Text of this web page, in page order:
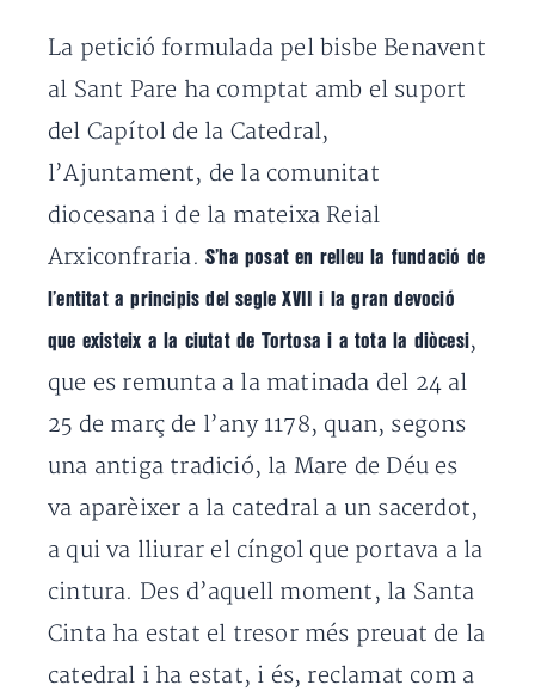
La petició formulada pel bisbe Benavent
al Sant Pare ha comptat amb el suport
del Capítol de la Catedral,
l’Ajuntament, de la comunitat
diocesana i de la mateixa Reial
Arxiconfraria. S’ha posat en relleu la fundació de
l’entitat a principis del segle XVII i la gran devoció
que existeix a la ciutat de Tortosa i a tota la diòcesi,
que es remunta a la matinada del 24 al
25 de març de l’any 1178, quan, segons
una antiga tradició, la Mare de Déu es
va aparèixer a la catedral a un sacerdot,
a qui va lliurar el cíngol que portava a la
cintura. Des d’aquell moment, la Santa
Cinta ha estat el tresor més preuat de la
catedral i ha estat, i és, reclamat com a